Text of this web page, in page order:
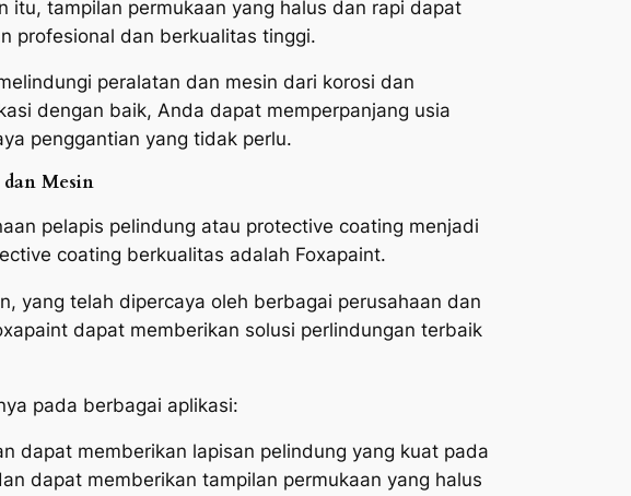
itu, tampilan permukaan yang halus dan rapi dapat
profesional dan berkualitas tinggi.
peralatan dan mesin dari korosi dan
dengan baik, Anda dapat memperpanjang usia
penggantian yang tidak perlu.
Mesin
pelapis pelindung atau protective coating menjadi
coating berkualitas adalah Foxapaint.
yang telah dipercaya oleh berbagai perusahaan dan
dapat memberikan solusi perlindungan terbaik
pada berbagai aplikasi:
dapat memberikan lapisan pelindung yang kuat pada
dapat memberikan tampilan permukaan yang halus